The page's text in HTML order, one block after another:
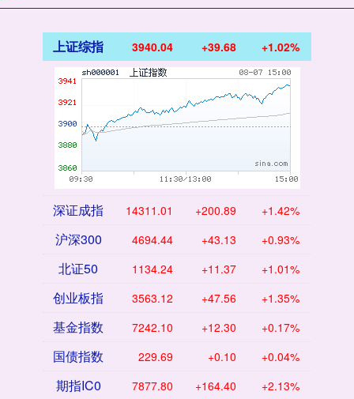
上证综指 3940.04 +39.68 +1.02%
深证成指 14311.01 +200.89 +1.42%
沪深300 4694.44 +43.13 +0.93%
北证50 1134.24 +11.37 +1.01%
创业板指 3563.12 +47.56 +1.35%
基金指数 7242.10 +12.30 +0.17%
国债指数 229.69 +0.10 +0.04%
期指IC0 7877.80 +164.40 +2.13%